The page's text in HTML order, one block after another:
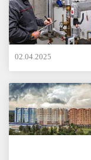
02.04.2025